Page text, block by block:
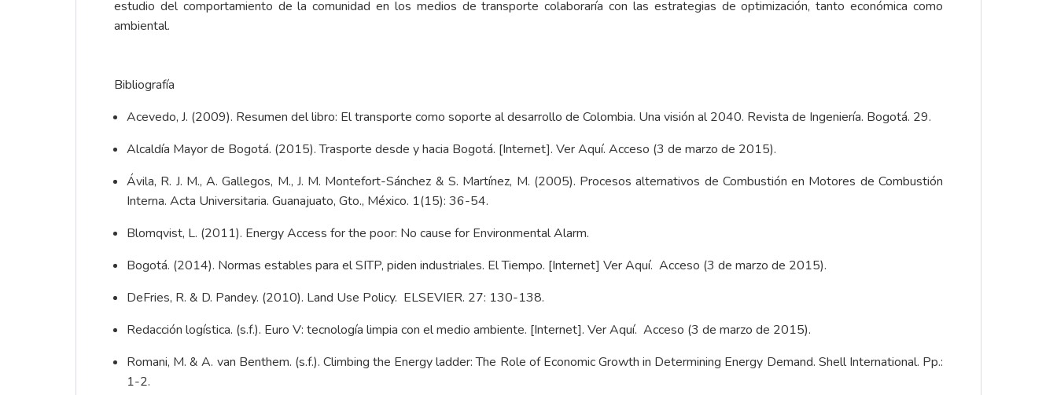
estudio del comportamiento de la comunidad en los medios de transporte colaboraría con las estrategias de optimización, tanto económica como
ambiental.
Bibliografía
Acevedo, J. (2009). Resumen del libro: El transporte como soporte al desarrollo de Colombia. Una visión al 2040. Revista de Ingeniería. Bogotá. 29.
Alcaldía Mayor de Bogotá. (2015). Trasporte desde y hacia Bogotá. [Internet]. VerAquí. Acceso (3 de marzo de 2015).
Ávila, R. J. M., A. Gallegos, M., J. M. Montefort-Sánchez & S. Martínez, M. (2005). Procesos alternativos de Combustión en Motores de Combustión
Interna. Acta Universitaria. Guanajuato, Gto., México. 1(15): 36-54.
Blomqvist, L. (2011). Energy Access for the poor: No cause for Environmental Alarm.
Bogotá. (2014). Normas estables para el SITP, piden industriales. El Tiempo. [Internet] VerAquí. Acceso (3 de marzo de 2015).
DeFries, R. & D. Pandey. (2010). Land Use Policy. ELSEVIER. 27: 130-138.
Redacción logística. (s.f.). Euro V: tecnología limpia con el medio ambiente. [Internet]. VerAquí. Acceso (3 de marzo de 2015).
Romani, M. & A. van Benthem. (s.f.). Climbing the Energy ladder: The Role of Economic Growth in Determining Energy Demand. Shell International. Pp.:
1-2.